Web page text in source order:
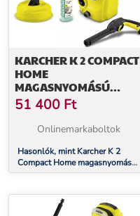
KARCHER K 2 COMPACT
HOME
MAGASNYOMÁSÚ
MOSÓ (16735030)
51 400 Ft
Onlinemarkaboltok
Hasonlók, mint Karcher K 2
Compact Home magasnyomású
mosó (16735030)